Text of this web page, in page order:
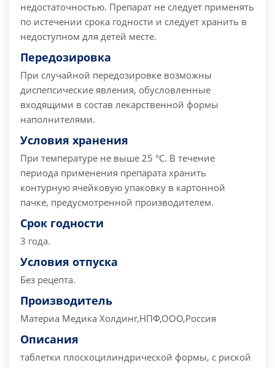
недостаточностью. Препарат не следует применять
по истечении срока годности и следует хранить в
недоступном для детей месте.
Передозировка
При случайной передозировке возможны
диспепсические явления, обусловленные
входящими в состав лекарственной формы
наполнителями.
Условия хранения
При температуре не выше 25 °С. В течение
периода применения препарата хранить
контурную ячейковую упаковку в картонной
пачке, предусмотренной производителем.
Срок годности
3 года.
Условия отпуска
Без рецепта.
Производитель
Материа Медика Холдинг,НПФ,ООО,Россия
Описания
таблетки плоскоцилиндрической формы, с риской